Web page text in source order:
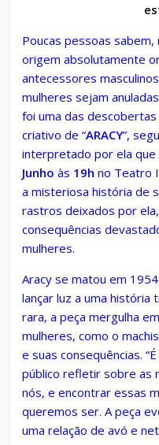
Poucas pessoas
origem absolutamente
antecessores
mulheres sejam
foi uma das descobertas
criativo de “ARACY”,
interpretado por ela que
Junho às 19h no Teatro
a misteriosa história de
rastros deixados por
consequências
mulheres.
Aracy se matou em
lançar luz a uma história
rara, a peça mergulha
mulheres, como o
e suas consequências.
público refletir sobre as
nós, e encontrar essas
queremos ser. A peça
uma relação de avó e